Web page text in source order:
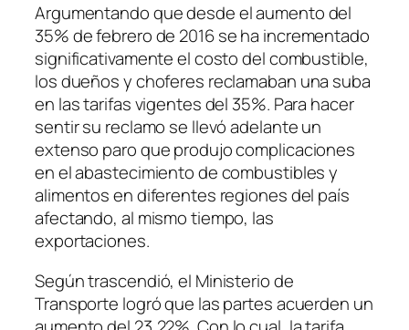
Argumentando que desde el aumento del
35% de febrero de 2016 se ha incrementado
significativamente el costo del combustible,
los dueños y choferes reclamaban una suba
en las tarifas vigentes del 35%. Para hacer
sentir su reclamo se llevó adelante un
extenso paro que produjo complicaciones
en el abastecimiento de combustibles y
alimentos en diferentes regiones del país
afectando, al mismo tiempo, las
exportaciones.
Según trascendió, el Ministerio de
Transporte logró que las partes acuerden un